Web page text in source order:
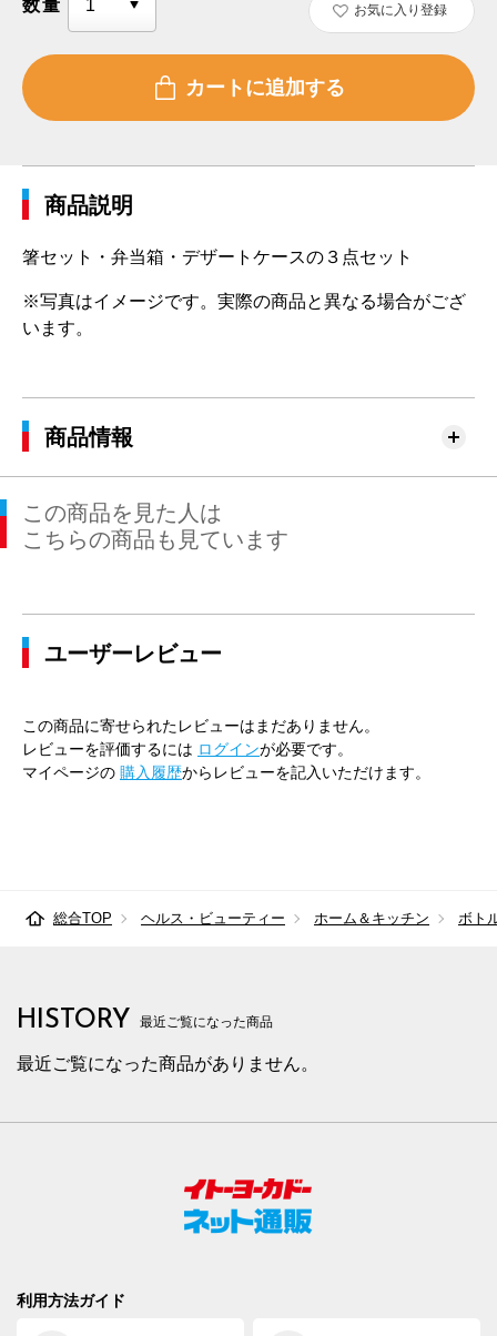
数量 お気に入り登録
商品説明
箸セット・弁当箱・デザートケースの３点セット
※写真はイメージです。実際の商品と異なる場合がござ
います。
商品情報
この商品を見た人は
こちらの商品も見ています
ユーザーレビュー
この商品に寄せられたレビューはまだありません。
レビューを評価するには ログインが必要です。
マイページの 購入履歴からレビューを記入いただけます。
総合TOP ヘルス・ビューティー ホーム＆キッチン ボト
HISTORY 最近ご覧になった商品
最近ご覧になった商品がありません。
利用方法ガイド